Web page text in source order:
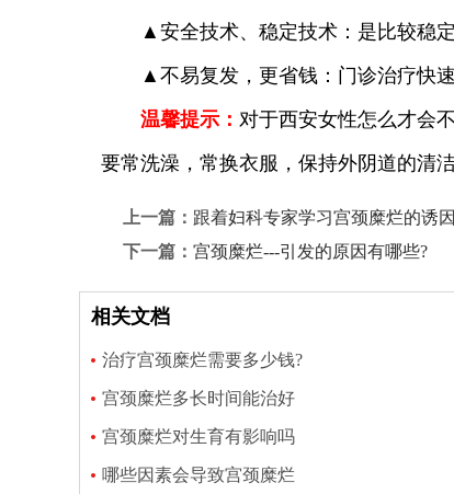
▲安全技术、稳定技术：是比较稳定
▲不易复发，更省钱：门诊治疗快速
温馨提示： 对于西安女性怎么才会
要常洗澡，常换衣服，保持外阴道的清
上一篇： 跟着妇科专家学习宫颈糜烂的诱因
下一篇： 宫颈糜烂---引发的原因有哪些?
相关文档
治疗宫颈糜烂需要多少钱?
宫颈糜烂多长时间能治好
宫颈糜烂对生育有影响吗
哪些因素会导致宫颈糜烂